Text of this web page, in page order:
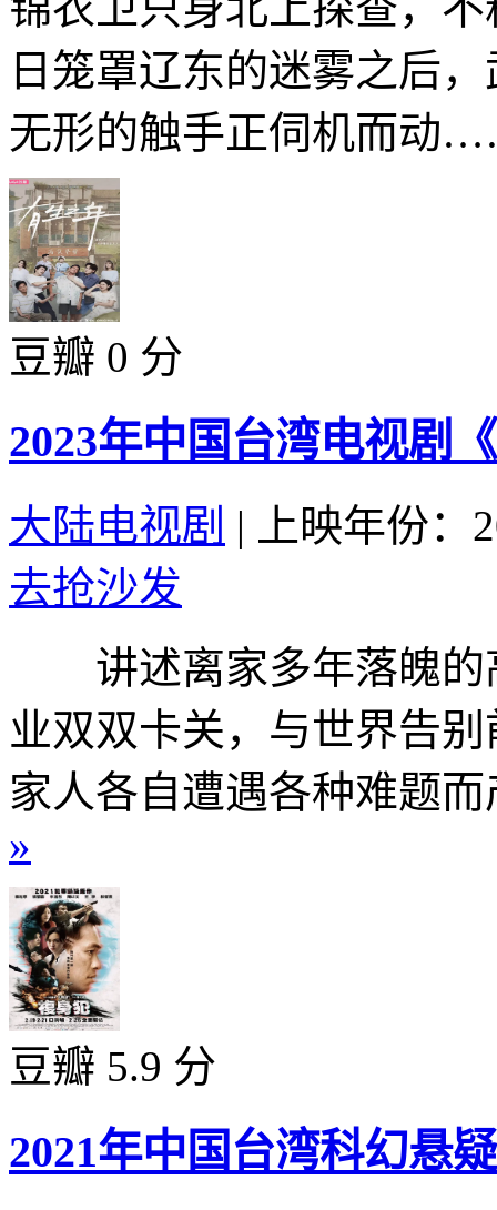
日笼罩辽东的迷雾之后
无形的触手正伺机而动
豆瓣 0 分
2023年中国台湾电视剧
大陆电视剧 |
上映年份：
去抢沙发
讲述离家多年落魄的
业双双卡关，与世界告
家人各自遭遇各种难题
»
豆瓣 5.9 分
2021年中国台湾科幻悬